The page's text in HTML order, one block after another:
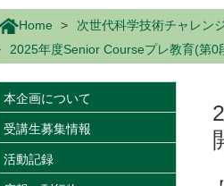
Home
次世代科学技術チャレン
2025年度Senior Courseプレ教育(第
本企画について
受講生募集情報
活動記録